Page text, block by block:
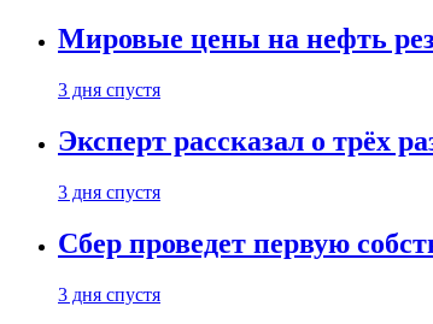
Мировые цены на нефть
3 дня спустя
Эксперт рассказал о трёх
3 дня спустя
Сбер проведет первую
3 дня спустя